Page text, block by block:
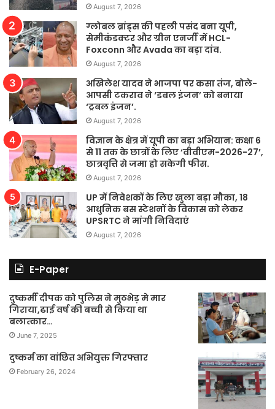
August 7, 2026
ग्लोबल ब्रांड्स की पहली पसंद बना यूपी,
सेमीकंडक्टर और ग्रीन एनर्जी में HCL-
Foxconn और Avada का बड़ा दांव.
August 7, 2026
अखिलेश यादव ने भाजपा पर कसा तंज, बोले-
आपसी टकराव ने ‘डबल इंजन’ को बनाया
‘ट्रबल इंजन’.
August 7, 2026
विज्ञान के क्षेत्र में यूपी का बड़ा अभियान: कक्षा 6
से 11 तक के छात्रों के लिए ‘वीवीएम-2026-27’,
छात्रवृत्ति से जमा हो सकेगी फीस.
August 7, 2026
UP में निवेशकों के लिए खुला बड़ा मौका, 18
आधुनिक बस स्टेशनों के विकास को लेकर
UPSRTC ने मांगी निविदाएं
August 7, 2026
E-Paper
दुष्कर्मी दीपक को पुलिस ने मुठभेड़ मे मार
गिराया,ढाई वर्ष की बच्ची से किया था
बलात्कार…
June 7, 2025
दुष्कर्म का वांछित अभियुक्त गिरफ्तार
February 26, 2024